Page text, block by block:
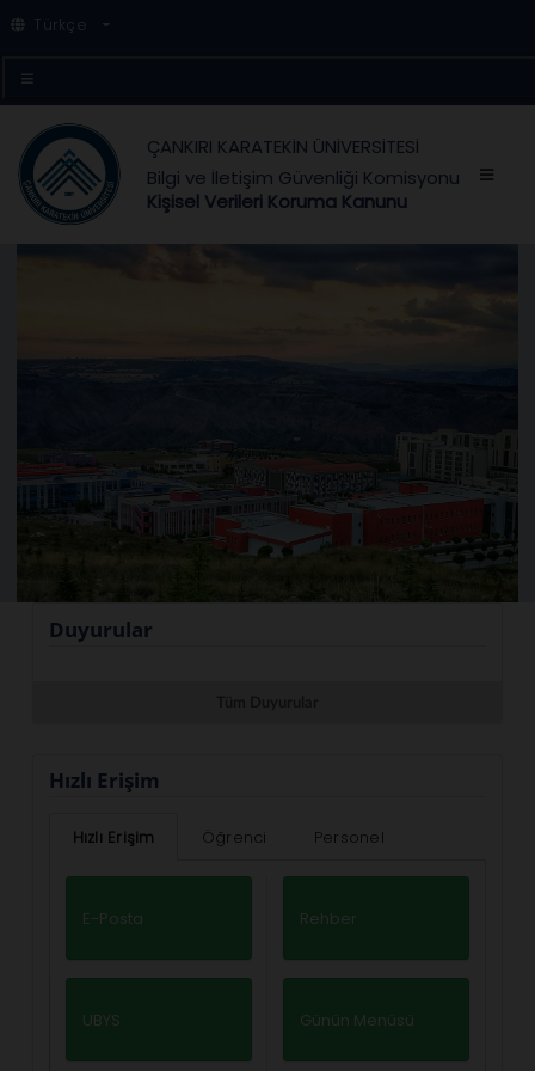
Türkçe
ÇANKIRI KARATEKİN ÜNİVERSİTESİ
Bilgi ve İletişim Güvenliği Komisyonu
Kişisel Verileri Koruma Kanunu
Duyurular
Hızlı Erişim
Hızlı Erişim Öğrenci Personel
E-Posta Rehber
UBYS Günün Menüsü